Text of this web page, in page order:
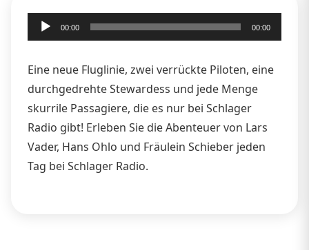
Audio-
Player
00:00 00:00
Eine neue Fluglinie, zwei verrückte Piloten, eine
durchgedrehte Stewardess und jede Menge
skurrile Passagiere, die es nur bei Schlager
Radio gibt! Erleben Sie die Abenteuer von Lars
Vader, Hans Ohlo und Fräulein Schieber jeden
Tag bei Schlager Radio.